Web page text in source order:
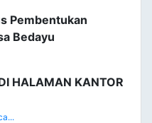
Pembentukan
Bedayu
HALAMAN KANTOR